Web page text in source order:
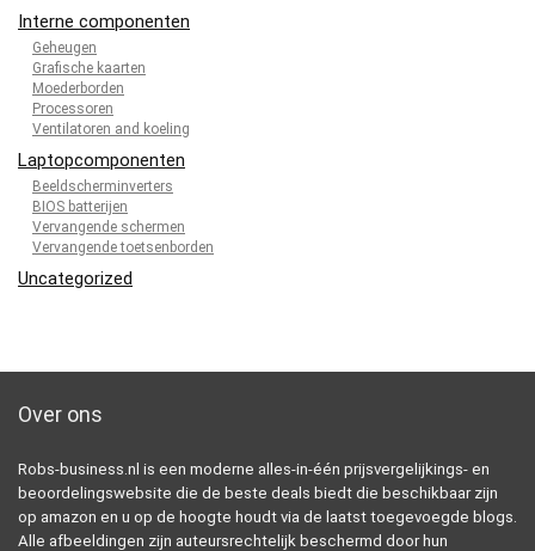
Interne componenten
Geheugen
Grafische kaarten
Moederborden
Processoren
Ventilatoren and koeling
Laptopcomponenten
Beeldscherminverters
BIOS batterijen
Vervangende schermen
Vervangende toetsenborden
Uncategorized
Over ons
Robs-business.nl is een moderne alles-in-één prijsvergelijkings- en
beoordelingswebsite die de beste deals biedt die beschikbaar zijn
op amazon en u op de hoogte houdt via de laatst toegevoegde blogs.
Alle afbeeldingen zijn auteursrechtelijk beschermd door hun